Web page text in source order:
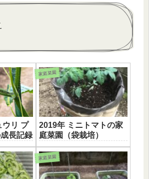
ウリ プ
長記録
家庭菜園
2019年 ミニトマトの家
庭菜園（袋栽培）
家庭菜園